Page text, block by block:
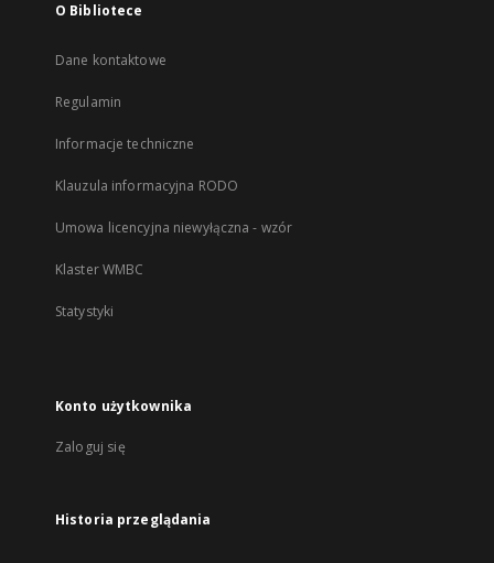
O Bibliotece
Dane kontaktowe
Regulamin
Informacje techniczne
Klauzula informacyjna RODO
Umowa licencyjna niewyłączna - wzór
Klaster WMBC
Statystyki
Konto użytkownika
Zaloguj się
Historia przeglądania